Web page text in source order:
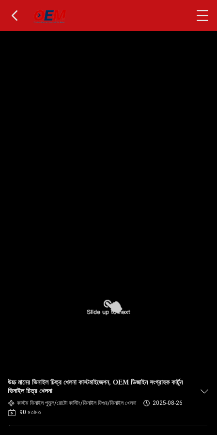
উচ্চ মানের ভিনাইল চিত্র খেলনা কাস্টমাইজেশন, OEM ডিজাইন সংগ্রাহক কার্টুন
ভিনাইল চিত্র খেলনা
কাস্টম ভিনাইল পুতুল/রোটো কাস্টিং/ভিনাইল ফিগুর/ভিনাইল খেলনা
2025-08-26
90 মতামত